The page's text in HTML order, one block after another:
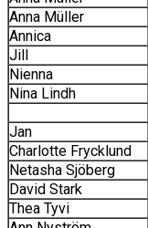
Anna Müller
Annica
Jill
Nienna
Nina Lindh
Jan
Charlotte Frycklund
Netasha Sjöberg
David Stark
Thea Tyvi